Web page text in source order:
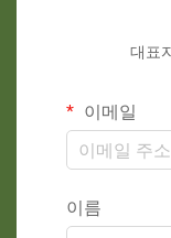
대표
이메일
이름